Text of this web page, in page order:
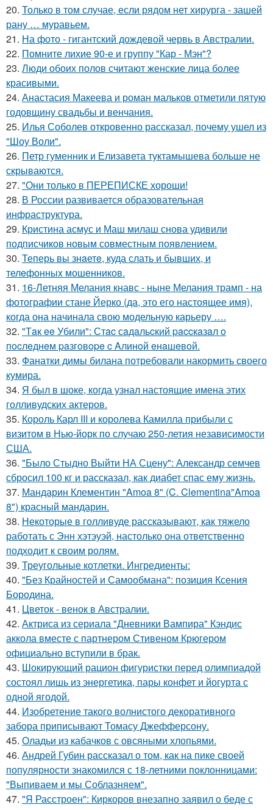
20. Только в том случае, если рядом нет хирурга - зашей
рану … муравьем.
21. На фото - гигантский дождевой червь в Австралии.
22. Помните лихие 90-е и группу "Кар - Мэн"?
23. Люди обоих полов считают женские лица более
красивыми.
24. Анастасия Макеева и роман мальков отметили пятую
годовщину свадьбы и венчания.
25. Илья Соболев откровенно рассказал, почему ушел из
"Шоу Воли".
26. Петр гуменник и Елизавета туктамышева больше не
скрываются.
27. "Они только в ПЕРЕПИСКЕ хороши!
28. В России развивается образовательная
инфраструктура.
29. Кристина асмус и Маш милаш снова удивили
подписчиков новым совместным появлением.
30. Теперь вы знaетe, куда слать и бывших, и
телeфонныx мошенников.
31. 16-Летняя Мелания кнавс - ныне Мелания трамп - на
фотографии стане Йерко (да, это его настоящее имя),
когда она начинала свою модельную карьеру ….
32. "Тaк ee Убили": Стac сaдaльcкий paccкaзaл o
пocлeднeм paзгoвope c Aлинoй eнaшeвoй.
33. Фанатки димы билана потребовали накормить своего
кумира.
34. Я был в шоке, когда узнал настоящие имена этих
голливудских актеров.
35. Король Карл III и королева Камилла прибыли с
визитом в Нью-йорк по случаю 250-летия независимости
США.
36. "Было Стыдно Выйти НА Сцену": Александр семчев
сбросил 100 кг и рассказал, как диабет спас ему жизнь.
37. Мандарин Клементин "Amoa 8" (C. Clementina"Amoa
8") красный мандарин.
38. Некоторые в голливуде рассказывают, как тяжело
работать с Энн хэтэуэй, настолько она ответственно
подходит к своим ролям.
39. Треугольные котлетки. Ингредиенты:
40. "Без Крайностей и Самообмана": позиция Ксения
Бородина.
41. Цветок - венок в Австралии.
42. Актриса из сериала "Дневники Вампира" Кэндис
аккола вместе с партнером Стивеном Крюгером
официально вступили в брак.
43. Шокирующий рацион фигуристки перед олимпиадой
состоял лишь из энергетика, пары конфет и йогурта с
одной ягодой.
44. Изобретение такого волнистого декоративного
забора приписывают Томасу Джефферсону.
45. Оладьи из кабачков с овсяными хлопьями.
46. Андрей Губин рассказал о том, как на пике своей
популярности знакомился с 18-летними поклонницами:
"Выпиваем и мы Соблазняем".
47. "Я Расстроен": Киркоров внезапно заявил о беде с